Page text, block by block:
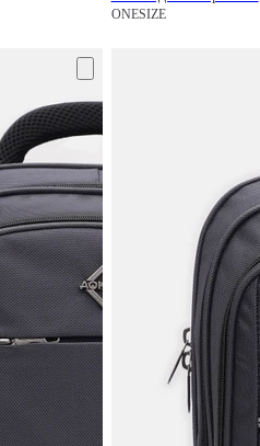
ONESIZE